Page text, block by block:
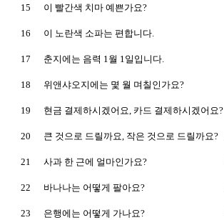
15 이 빨간색 치마 예쁜가요?
16 이 노란색 소파는 편합니다.
17 춘지에는 음력 1월 1일입니다.
18 위앤샤오지에는 몇 월 며칠인가요?
19 현금 결제하시겠어요, 카드 결제하시겠어요?
20 큰 것으로 드릴까요, 작은 것으로 드릴까요?
21 사과 한 근에 얼마인가요?
22 바나나는 어떻게 팔아요?
23 은행에는 어떻게 가나요?